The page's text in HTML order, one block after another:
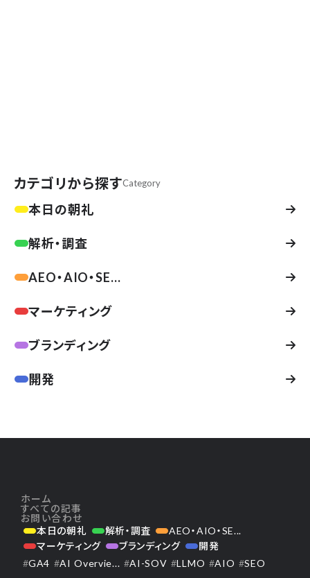
カテゴリから探すCategory
本日の朝礼
解析・調査
AEO・AIO・SE...
マーケティング
ブランディング
開発
ホーム
すべての記事
お問い合わせ
本日の朝礼
解析・調査
AEO・AIO・SE...
マーケティング
ブランディング
開発
#GA4 #AI Overvie... #AI-SOV #LLMO #AIO #SEO